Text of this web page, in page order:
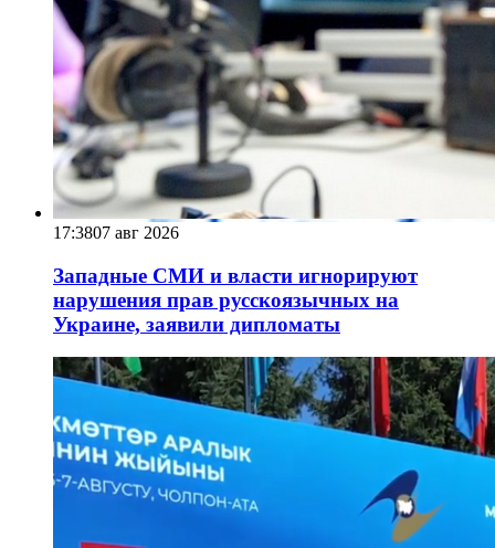
17:3807 авг 2026
Западные СМИ и власти игнорируют
нарушения прав русскоязычных на
Украине, заявили дипломаты